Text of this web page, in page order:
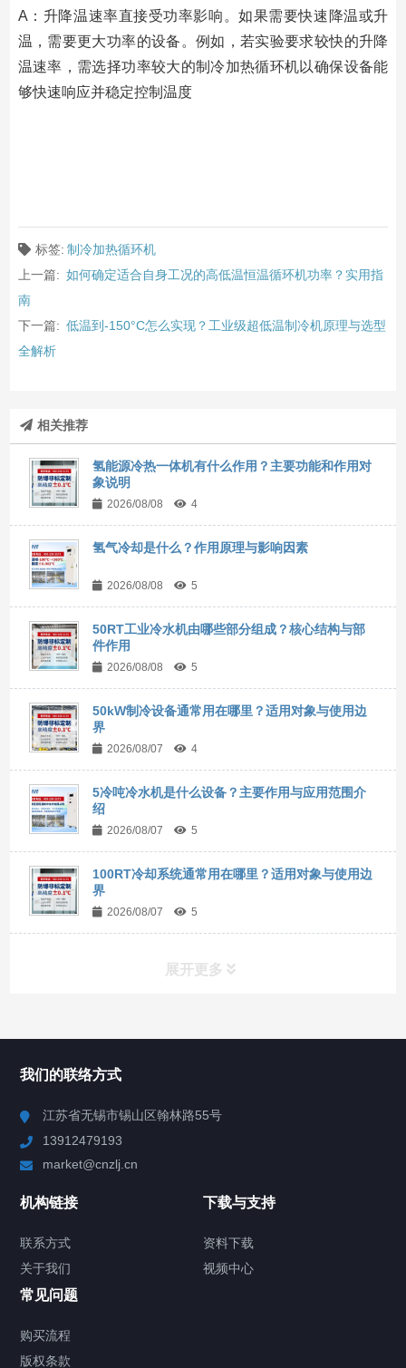
A：升降温速率直接受功率影响。如果需要快速降温或升
温，需要更大功率的设备。例如，若实验要求较快的升降
温速率，需选择功率较大的制冷加热循环机以确保设备能
够快速响应并稳定控制温度
标签: 制冷加热循环机
上一篇: 如何确定适合自身工况的高低温恒温循环机功率？实用指
南
下一篇: 低温到-150°C怎么实现？工业级超低温制冷机原理与选型
全解析
相关推荐
氢能源冷热一体机有什么作用？主要功能和作用对
象说明
2026/08/08 4
氢气冷却是什么？作用原理与影响因素
2026/08/08 5
50RT工业冷水机由哪些部分组成？核心结构与部
件作用
2026/08/08 5
50kW制冷设备通常用在哪里？适用对象与使用边
界
2026/08/07 4
5冷吨冷水机是什么设备？主要作用与应用范围介
绍
2026/08/07 5
100RT冷却系统通常用在哪里？适用对象与使用边
界
2026/08/07 5
展开更多
Chiller高精度制冷循环器
TCU温度控制单元
Chiller气体控温系统
我们的联络方式
江苏省无锡市锡山区翰林路55号
13912479193
market@cnzlj.cn
机构链接
联系方式
关于我们
下载与支持
资料下载
视频中心
常见问题
购买流程
版权条款